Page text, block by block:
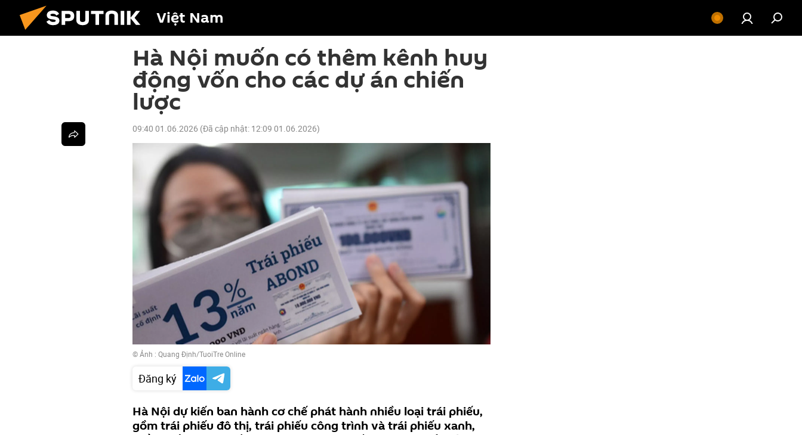
Việt Nam
Hà Nội muốn có thêm kênh huy
động vốn cho các dự án chiến
lược
09:40 01.06.2026 (Đã cập nhật: 12:09 01.06.2026)
© Ảnh : Quang Định/TuoiTre Online
Đăng ký
Hà Nội dự kiến ban hành cơ chế phát hành nhiều loại trái phiếu,
gồm trái phiếu đô thị, trái phiếu công trình và trái phiếu xanh,